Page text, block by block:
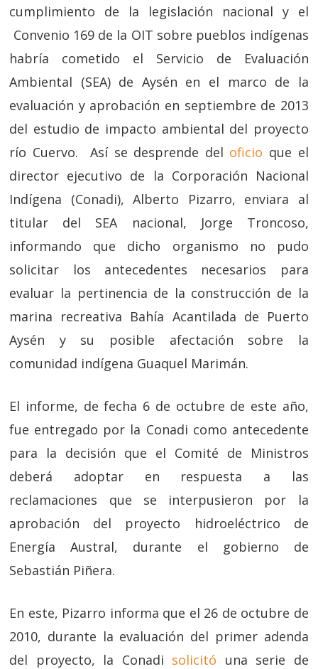
cumplimiento de la legislación nacional y el
Convenio 169 de la OIT sobre pueblos indígenas
habría cometido el Servicio de Evaluación
Ambiental (SEA) de Aysén en el marco de la
evaluación y aprobación en septiembre de 2013
del estudio de impacto ambiental del proyecto
río Cuervo. Así se desprende del oficio que el
director ejecutivo de la Corporación Nacional
Indígena (Conadi), Alberto Pizarro, enviara al
titular del SEA nacional, Jorge Troncoso,
informando que dicho organismo no pudo
solicitar los antecedentes necesarios para
evaluar la pertinencia de la construcción de la
marina recreativa Bahía Acantilada de Puerto
Aysén y su posible afectación sobre la
comunidad indígena Guaquel Marimán.
El informe, de fecha 6 de octubre de este año,
fue entregado por la Conadi como antecedente
para la decisión que el Comité de Ministros
deberá adoptar en respuesta a las
reclamaciones que se interpusieron por la
aprobación del proyecto hidroeléctrico de
Energía Austral, durante el gobierno de
Sebastián Piñera.
En este, Pizarro informa que el 26 de octubre de
2010, durante la evaluación del primer adenda
del proyecto, la Conadi solicitó una serie de